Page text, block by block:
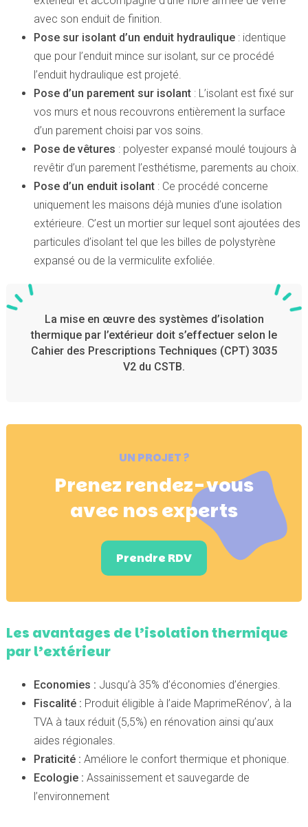
avec son enduit de finition.
Pose sur isolant d’un enduit hydraulique: identique
que pour l’enduit mince sur isolant, sur ce procédé
l’enduit hydraulique est projeté.
Pose d’un parement sur isolant: L’isolant est fixé sur
vos murs et nous recouvrons entièrement la surface
d’un parement choisi par vos soins.
Pose de vêtures : polyester expansé moulé toujours à
revêtir d’un parement l’esthétisme, parements au choix.
Pose d’un enduit isolant: Ce procédé concerne
uniquement les maisons déjà munies d’une isolation
extérieure. C’est un mortier sur lequel sont ajoutées des
particules d’isolant tel que les billes de polystyrène
expansé ou de la vermiculite exfoliée.
La mise en œuvre des systèmes d’isolation
thermique par l’extérieur doit s’effectuer selon le
Cahier des Prescriptions Techniques (CPT) 3035
V2 du CSTB.
UN PROJET ?
Prenez rendez-vous
avec nos experts
Prendre RDV
Les avantages de l’isolation thermique
par l’extérieur
Economies : Jusqu’à 35% d’économies d’énergies.
Fiscalité : Produit éligible à l’aide MaprimeRénov’, à la
TVA à taux réduit (5,5%) en rénovation ainsi qu’aux
aides régionales.
Praticité : Améliore le confort thermique et phonique.
Ecologie : Assainissement et sauvegarde de
l’environnement